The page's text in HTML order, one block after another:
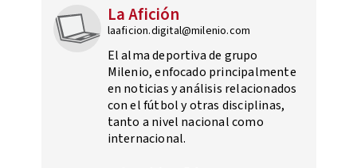
La Afición
laaficion.digital@milenio.com
El alma deportiva de grupo
Milenio, enfocado principalmente
en noticias y análisis relacionados
con el fútbol y otras disciplinas,
tanto a nivel nacional como
internacional.